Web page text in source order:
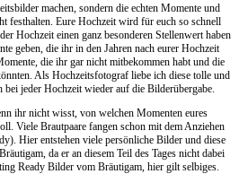
machen, sondern die echten Momente und
festhalten. Eure Hochzeit wird für euch so schnell
Hochzeit einen ganz besonderen Stellenwert haben
geben, die ihr in den Jahren nach eurer Hochzeit
die ihr gar nicht mitbekommen habt und die
Als Hochzeitsfotograf liebe ich diese tolle und
jeder Hochzeit wieder auf die Bilderübergabe.
ihr nicht wisst, von welchen Momenten eures
Viele Brautpaare fangen schon mit dem Anziehen
Hier entstehen viele persönliche Bilder und diese
da er an diesem Teil des Tages nicht dabei
Ready Bilder vom Bräutigam, hier gilt selbiges.